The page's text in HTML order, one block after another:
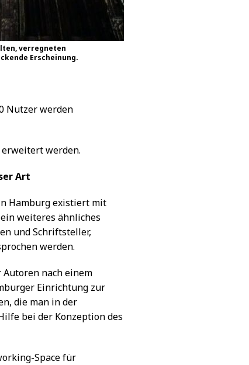
verregneten
Erscheinung.
Nutzer werden
werden.
Art
Hamburg existiert mit
weiteres ähnliches
und Schriftsteller,
werden.
Autoren nach einem
Einrichtung zur
die man in der
bei der Konzeption des
Space für